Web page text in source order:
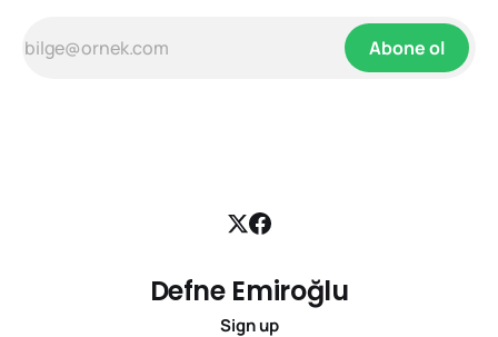
Abone ol
Defne Emiroğlu
Sign up